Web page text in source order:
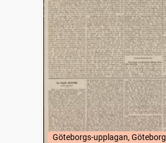
Göteborgs-upplagan, Göteborg